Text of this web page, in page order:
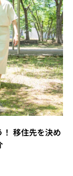
移住先を決め